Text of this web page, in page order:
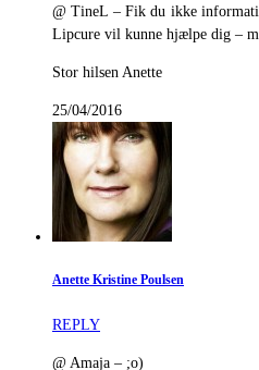
@ TineL – Fik du ikke
Lipcure vil kunne hjælpe dig –
Stor hilsen Anette
25/04/2016
Anette Kristine Poulsen
REPLY
@ Amaja – ;o)